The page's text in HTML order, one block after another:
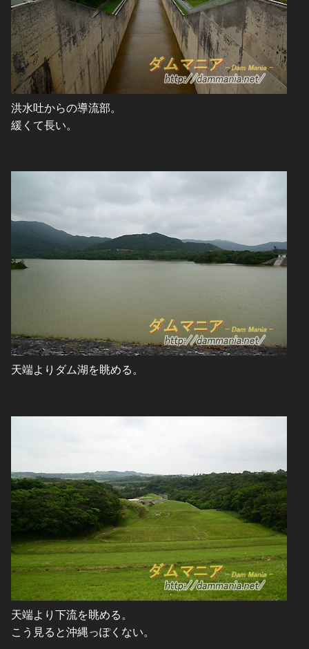
洪水吐からの導流部。
緩くて長い。
天端よりダム湖を眺める。
天端より下流を眺める。
こう見ると沖縄っぽくない。